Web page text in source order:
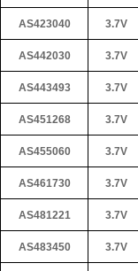
AS423040 3.7V
AS442030 3.7V
AS443493 3.7V
AS451268 3.7V
AS455060 3.7V
AS461730 3.7V
AS481221 3.7V
AS483450 3.7V